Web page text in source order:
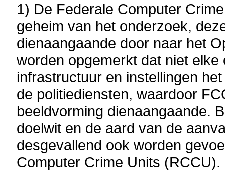
1) De Federale Computer
geheim van het onderzoek,
dienaangaande door naar het
worden opgemerkt dat niet
infrastructuur en instellingen
de politiediensten, waardoor
beeldvorming dienaangaande.
doelwit en de aard van de
desgevallend ook worden
Computer Crime Units (RCCU).